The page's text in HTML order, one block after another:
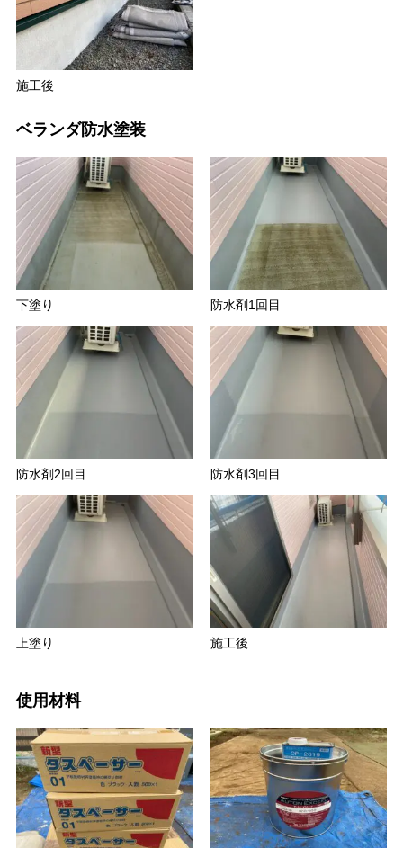
施工後
ベランダ防水塗装
下塗り 防水剤1回目
防水剤2回目 防水剤3回目
上塗り 施工後
使用材料